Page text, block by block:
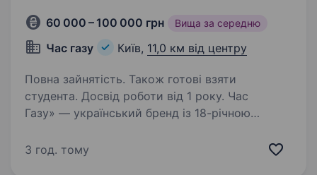
60 000 – 100 000 грн Вища за середню
Час газу Київ, 11,0 км від центру
Повна зайнятість. Також готові взяти
студента. Досвід роботи від 1 року. Час
Газу» — український бренд із 18-річною
допомагає водіям економити. Ми встановили
3 год. тому